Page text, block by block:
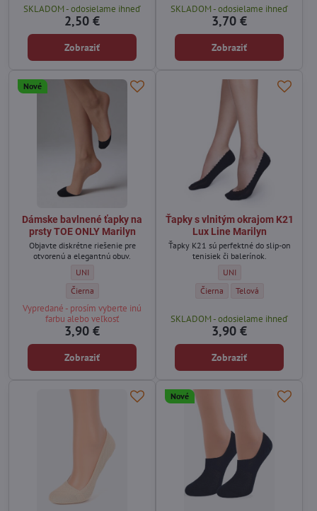
SKLADOM - odosielame ihneď
2,50 €
Zobraziť
SKLADOM - odosielame ihneď
3,70 €
Zobraziť
Nové
Dámske bavlnené ťapky na
prsty TOE ONLY Marilyn
Objavte diskrétne riešenie pre
otvorenú a elegantnú obuv.
Dámske bavlnené ťapky na prsty TOE ONLY Marilyn - Veľkosť:
UNI
Dámske bavlnené ťapky na prsty TOE ONLY Marilyn - Farba:
Čierna
Vypredané - prosím vyberte inú
farbu alebo veľkosť
3,90 €
Zobraziť
Ťapky s vlnitým okrajom K21
Lux Line Marilyn
Ťapky K21 sú perfektné do slip-on
tenisiek či balerínok.
Ťapky s vlnitým okrajom
UNI
Ťapky s vlnitým okrajom K21
Čierna Ťapky s vlnitým
Telová
SKLADOM - odosielame ihneď
3,90 €
Zobraziť
Nové